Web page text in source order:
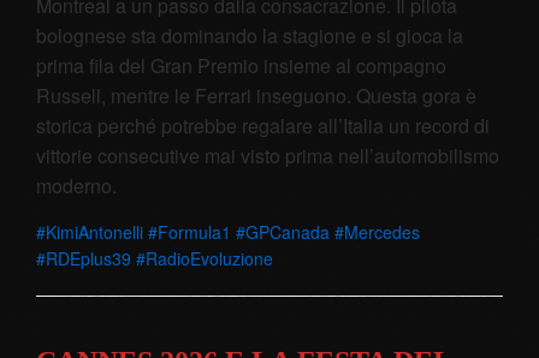
Montreal a un passo dalla consacrazione. Il pilota
bolognese sta dominando la stagione e si gioca la
prima fila del Gran Premio insieme al compagno
Russell, mentre le Ferrari inseguono. Questa gora è
storica perché potrebbe regalare all’Italia un record di
vittorie consecutive mai visto prima nell’automobilismo
moderno.
#KimiAntonelli #Formula1 #GPCanada #Mercedes
#RDEplus39 #RadioEvoluzione